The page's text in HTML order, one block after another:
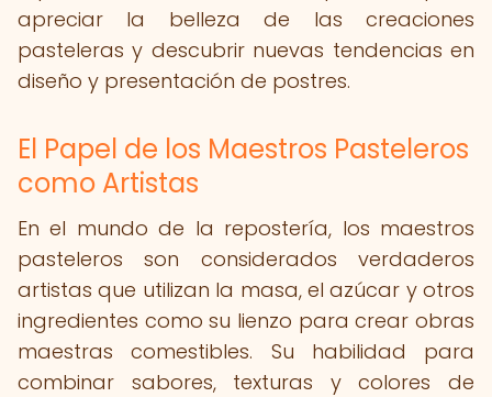
apreciar la belleza de las creaciones
pasteleras y descubrir nuevas tendencias en
diseño y presentación de postres.
El Papel de los Maestros Pasteleros
como Artistas
En el mundo de la repostería, los maestros
pasteleros son considerados verdaderos
artistas que utilizan la masa, el azúcar y otros
ingredientes como su lienzo para crear obras
maestras comestibles. Su habilidad para
combinar sabores, texturas y colores de